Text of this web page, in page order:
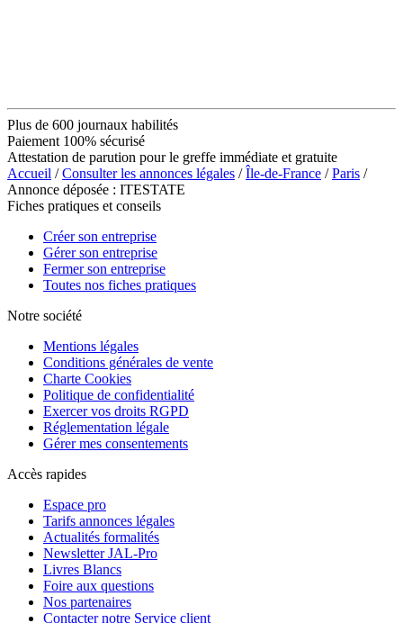
Plus de 600 journaux habilités
Paiement 100% sécurisé
Attestation de parution pour le greffe immédiate et gratuite
Accueil /Consulter les annonces légales /Île-de-France /Paris /
Annonce déposée : ITESTATE
Fiches pratiques et conseils
Créer son entreprise
Gérer son entreprise
Fermer son entreprise
Toutes nos fiches pratiques
Notre société
Mentions légales
Conditions générales de vente
Charte Cookies
Politique de confidentialité
Exercer vos droits RGPD
Réglementation légale
Gérer mes consentements
Accès rapides
Espace pro
Tarifs annonces légales
Actualités formalités
Newsletter JAL-Pro
Livres Blancs
Foire aux questions
Nos partenaires
Contacter notre Service client